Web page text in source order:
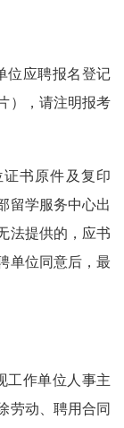
位应聘报名登记
），请注明报考
证书原件及复印
留学服务中心出
法提供的，应书
单位同意后，最
工作单位人事主
劳动、聘用合同